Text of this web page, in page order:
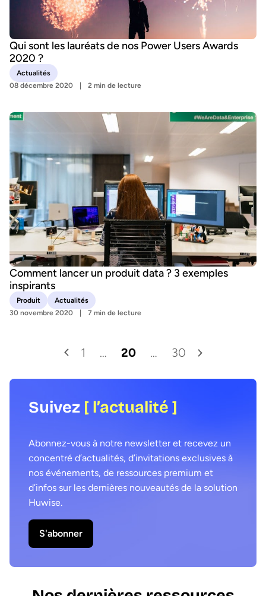
Qui sont les lauréats de nos Power Users Awards
2020 ?
Actualités
08 décembre 2020
2 min de lecture
Comment lancer un produit data ? 3 exemples
inspirants
Produit
Actualités
30 novembre 2020
7 min de lecture
1 … 20 … 30
Suivez [ l’actualité ]
Abonnez-vous à notre newsletter et recevez un
concentré d’actualités, d’invitations exclusives à
nos événements, de ressources premium et
d’infos sur les dernières nouveautés de la solution
Huwise.
S'abonner